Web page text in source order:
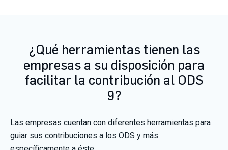
¿Qué herramientas tienen las
empresas a su disposición para
facilitar la contribución al ODS
9?
Las empresas cuentan con diferentes herramientas para
guiar sus contribuciones a los ODS y más